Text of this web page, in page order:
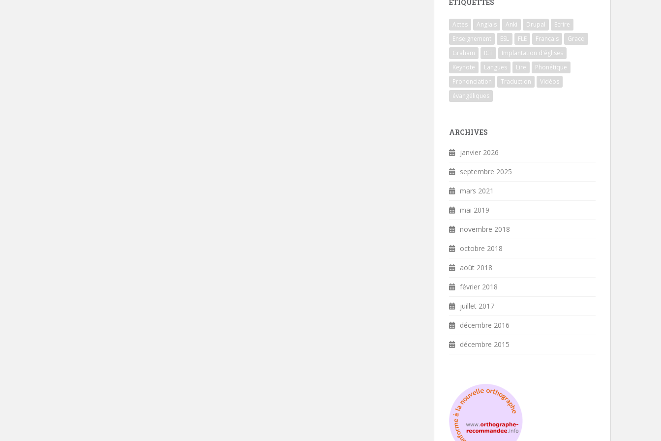
ÉTIQUETTES
Actes Anglais Anki Drupal
Ecrire
Enseignement
ESL FLE Français
Gracq
Graham
ICT
Implantation d'églises
Keynote
Langues Lire
Phonétique
Prononciation
Traduction
Vidéos
évangéliques
ARCHIVES
janvier 2026
septembre 2025
mars 2021
mai 2019
novembre 2018
octobre 2018
août 2018
février 2018
juillet 2017
décembre 2016
décembre 2015